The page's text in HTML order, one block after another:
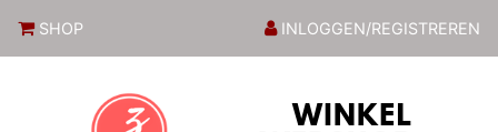
SHOP INLOGGEN/REGISTREREN